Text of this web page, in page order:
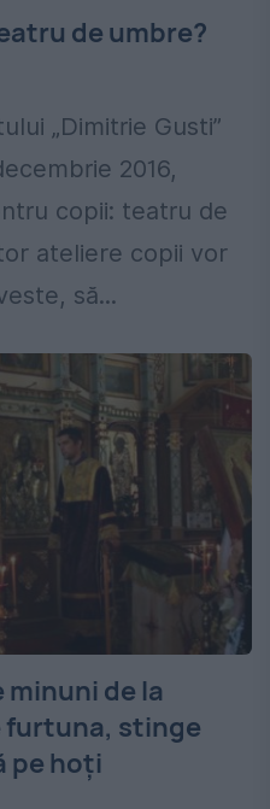
de umbre?
„Dimitrie Gusti”
2016,
copii: teatru de
ateliere copii vor
să...
de la
furtuna, stinge
pe hoţi